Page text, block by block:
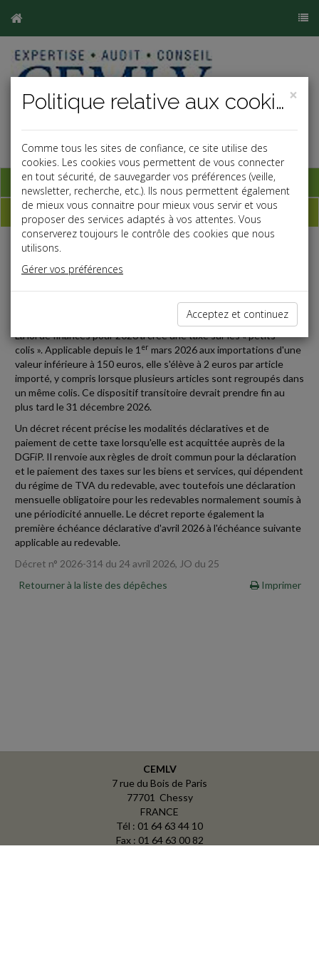
Base documentaire
Dépêches
Fiscal TPE
La loi de finances pour 2026 a créé une taxe sur les « petits
colis ». Applicable depuis le 1 er mars 2026 aux importations d'une
valeur inférieure à 150 euros, elle s'élève à 2 euros par article
importé, y compris lorsque plusieurs articles sont regroupés dans
un même colis. Ce dispositif transitoire devrait prendre fin au
plus tard le 31 décembre 2026.
Un décret récent précise les modalités déclaratives et de
paiement de cette taxe lorsqu'elle est acquittée auprès de la
DGFiP. Il renvoie aux règles de droit commun pour la déclaration
et le paiement des taxes sur les biens et services, qui dépendent
du régime de TVA du redevable, avec toutefois une déclaration
mensuelle obligatoire pour les redevables normalement soumis à
une périodicité annuelle. Le décret reporte également la
première échéance déclarative d'avril 2026 à l'échéance suivante
applicable au redevable.
Décret n° 2026-314 du 24 avril 2026, JO du 25
Retourner à la liste des dépêches
Imprimer
CEMLV
7 rue du Bois de Paris
77701 Chessy
FRANCE
Tél : 01 64 63 44 10
Fax : 01 64 63 00 82
×
Politique relative aux cookies
Comme tous les sites de confiance, ce site utilise des
cookies. Les cookies vous permettent de vous connecter
en tout sécurité, de sauvegarder vos préférences (veille,
newsletter, recherche, etc.). Ils nous permettent également
de mieux vous connaitre pour mieux vous servir et vous
proposer des services adaptés à vos attentes. Vous
conserverez toujours le contrôle des cookies que nous
utilisons.
Gérer vos préférences
Acceptez et continuez